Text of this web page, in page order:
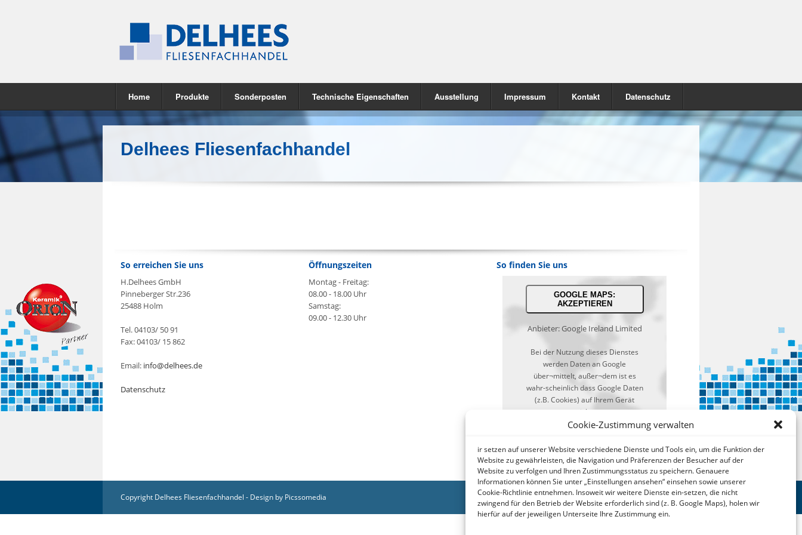
Cookie-Zustimmung verwalten
ir setzen auf unserer Website verschiedene Dienste und Tools ein, um die Funktion der
Website zu gewährleisten, die Navigation und Präferenzen der Besucher auf der
Website zu verfolgen und Ihren Zustimmungsstatus zu speichern. Genauere
Informationen können Sie unter „Einstellungen ansehen“ einsehen sowie unserer
Cookie-Richtlinie entnehmen. Insoweit wir weitere Dienste ein-setzen, die nicht
zwingend für den Betrieb der Website erforderlich sind (z. B. Google Maps), holen wir
hierfür auf der jeweiligen Unterseite Ihre Zustimmung ein.
Home Produkte Sonderposten Technische Eigenschaften Ausstellung Impressum Kontakt Datenschutz
Delhees Fliesenfachhandel
So erreichen Sie uns
H.Delhees GmbH
Pinneberger Str.236
25488 Holm
Tel. 04103/ 50 91
Fax: 04103/ 15 862
Email: info@delhees.de
Datenschutz
Öffnungszeiten
Montag - Freitag:
08.00 - 18.00 Uhr
Samstag:
09.00 - 12.30 Uhr
So finden Sie uns
GOOGLE MAPS:
AKZEPTIEREN
Anbieter: Google Ireland Limited
Bei der Nutzung dieses Dienstes
werden Daten an Google
über¬mittelt, außer¬dem ist es
wahr-scheinlich dass Google Daten
(z.B. Cookies) auf Ihrem Gerät
speichert.
hl=de&gl=de
Copyright Delhees Fliesenfachhandel - Design by Picssomedia